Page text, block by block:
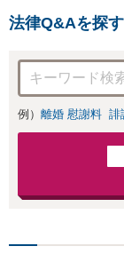
法律Q&Aを探す
例） 離婚 慰謝料 誹